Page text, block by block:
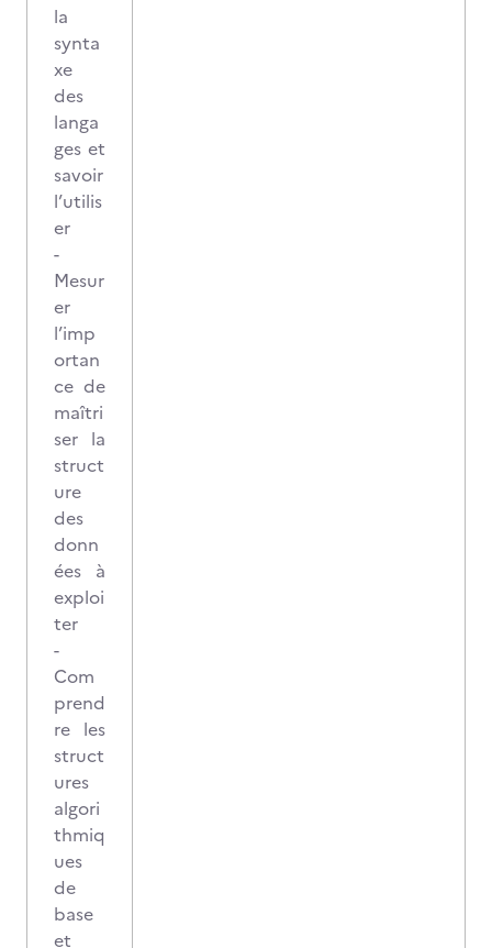
la
synta
xe
des
langa
ges et
savoir
l’utilis
er
-
Mesur
er
l’imp
ortan
ce de
maîtri
ser la
struct
ure
des
donn
ées à
exploi
ter
-
Com
prend
re les
struct
ures
algori
thmiq
ues
de
base
et